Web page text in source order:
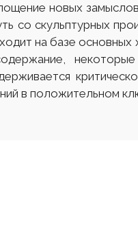
новых замыслов
со скульптурных
на базе
в положительном